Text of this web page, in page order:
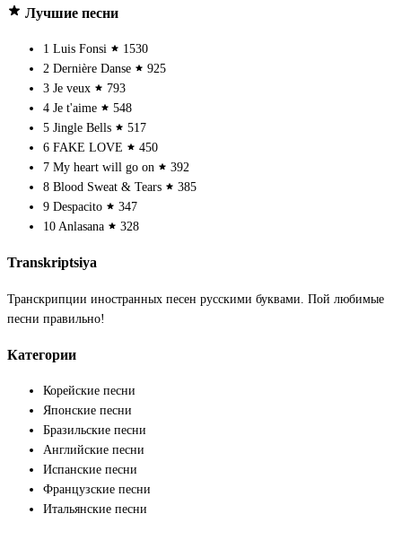
Лучшие песни
1 Luis Fonsi
1530
2 Dernière Danse
925
3 Je veux
793
4 Je t'aime
548
5 Jingle Bells
517
6 FAKE LOVE
450
7 My heart will go on
392
8 Blood Sweat & Tears
385
9 Despacito
347
10 Anlasana 328
Transkriptsiya
Транскрипции иностранных песен русскими буквами. Пой любимые
песни правильно!
Категории
Корейские песни
Японские песни
Бразильские песни
Английские песни
Испанские песни
Французские песни
Итальянские песни